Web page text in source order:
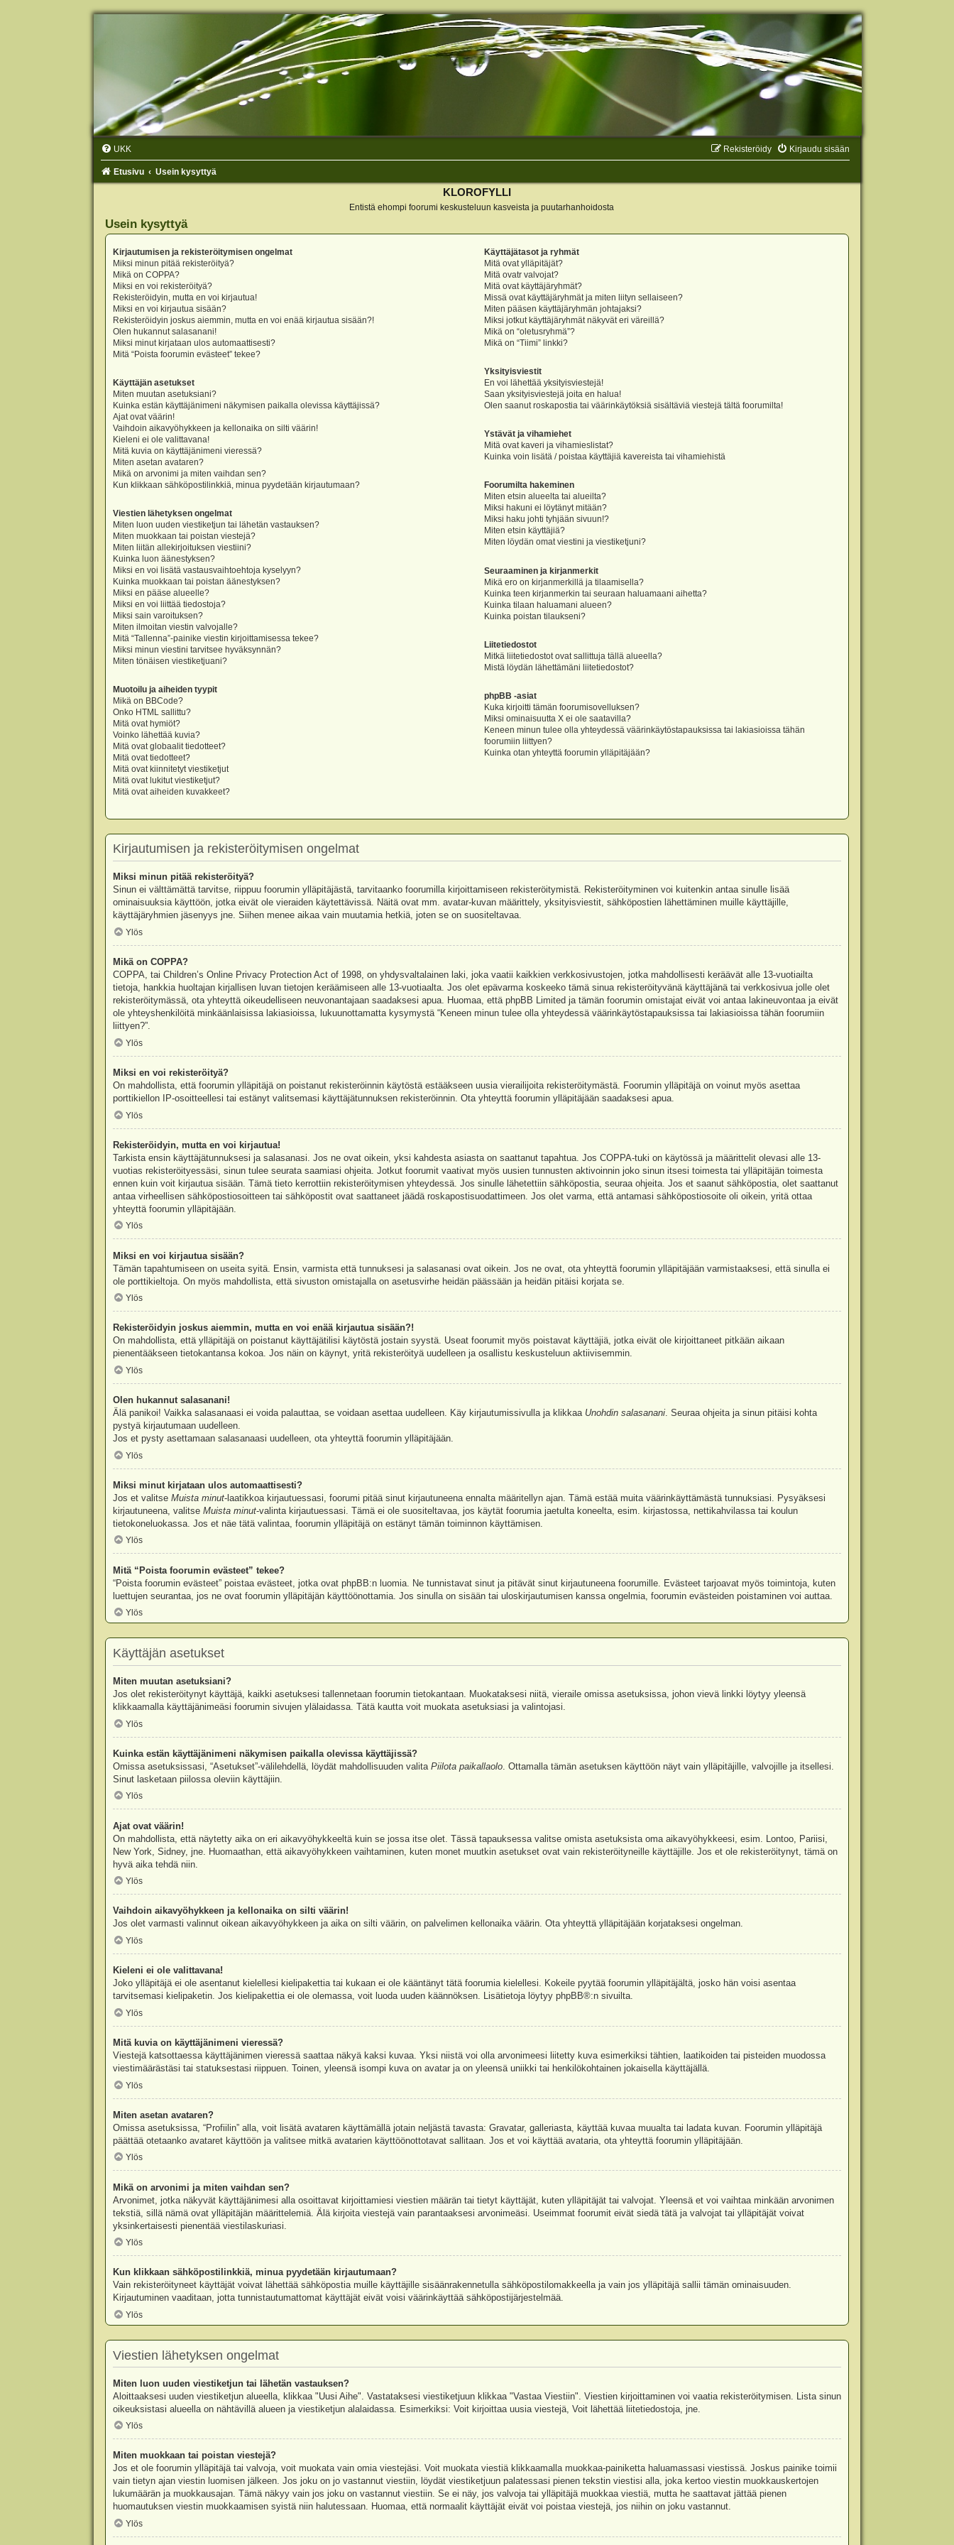
UKK Kirjaudu sisään
Rekisteröidy
Etusivu Usein kysyttyä
KLOROFYLLI
Entistä ehompi foorumi keskusteluun kasveista ja puutarhanhoidosta
Usein kysyttyä
Kirjautumisen ja rekisteröitymisen ongelmat
Miksi minun pitää rekisteröityä?
Mikä on COPPA?
Miksi en voi rekisteröityä?
Rekisteröidyin, mutta en voi kirjautua!
Miksi en voi kirjautua sisään?
Rekisteröidyin joskus aiemmin, mutta en voi enää kirjautua sisään?!
Olen hukannut salasanani!
Miksi minut kirjataan ulos automaattisesti?
Mitä “Poista foorumin evästeet” tekee?
Käyttäjän asetukset
Miten muutan asetuksiani?
Kuinka estän käyttäjänimeni näkymisen paikalla olevissa käyttäjissä?
Ajat ovat väärin!
Vaihdoin aikavyöhykkeen ja kellonaika on silti väärin!
Kieleni ei ole valittavana!
Mitä kuvia on käyttäjänimeni vieressä?
Miten asetan avataren?
Mikä on arvonimi ja miten vaihdan sen?
Kun klikkaan sähköpostilinkkiä, minua pyydetään kirjautumaan?
Viestien lähetyksen ongelmat
Miten luon uuden viestiketjun tai lähetän vastauksen?
Miten muokkaan tai poistan viestejä?
Miten liitän allekirjoituksen viestiini?
Kuinka luon äänestyksen?
Miksi en voi lisätä vastausvaihtoehtoja kyselyyn?
Kuinka muokkaan tai poistan äänestyksen?
Miksi en pääse alueelle?
Miksi en voi liittää tiedostoja?
Miksi sain varoituksen?
Miten ilmoitan viestin valvojalle?
Mitä “Tallenna”-painike viestin kirjoittamisessa tekee?
Miksi minun viestini tarvitsee hyväksynnän?
Miten tönäisen viestiketjuani?
Muotoilu ja aiheiden tyypit
Mikä on BBCode?
Onko HTML sallittu?
Mitä ovat hymiöt?
Voinko lähettää kuvia?
Mitä ovat globaalit tiedotteet?
Mitä ovat tiedotteet?
Mitä ovat kiinnitetyt viestiketjut
Mitä ovat lukitut viestiketjut?
Mitä ovat aiheiden kuvakkeet?
Käyttäjätasot ja ryhmät
Mitä ovat ylläpitäjät?
Mitä ovatr valvojat?
Mitä ovat käyttäjäryhmät?
Missä ovat käyttäjäryhmät ja miten liityn sellaiseen?
Miten pääsen käyttäjäryhmän johtajaksi?
Miksi jotkut käyttäjäryhmät näkyvät eri väreillä?
Mikä on “oletusryhmä”?
Mikä on “Tiimi” linkki?
Yksityisviestit
En voi lähettää yksityisviestejä!
Saan yksityisviestejä joita en halua!
Olen saanut roskapostia tai väärinkäytöksiä sisältäviä viestejä tältä foorumilta!
Ystävät ja vihamiehet
Mitä ovat kaveri ja vihamieslistat?
Kuinka voin lisätä / poistaa käyttäjiä kavereista tai vihamiehistä
Foorumilta hakeminen
Miten etsin alueelta tai alueilta?
Miksi hakuni ei löytänyt mitään?
Miksi haku johti tyhjään sivuun!?
Miten etsin käyttäjiä?
Miten löydän omat viestini ja viestiketjuni?
Seuraaminen ja kirjanmerkit
Mikä ero on kirjanmerkillä ja tilaamisella?
Kuinka teen kirjanmerkin tai seuraan haluamaani aihetta?
Kuinka tilaan haluamani alueen?
Kuinka poistan tilaukseni?
Liitetiedostot
Mitkä liitetiedostot ovat sallittuja tällä alueella?
Mistä löydän lähettämäni liitetiedostot?
phpBB -asiat
Kuka kirjoitti tämän foorumisovelluksen?
Miksi ominaisuutta X ei ole saatavilla?
Keneen minun tulee olla yhteydessä väärinkäytöstapauksissa tai lakiasioissa tähän
foorumiin liittyen?
Kuinka otan yhteyttä foorumin ylläpitäjään?
Kirjautumisen ja rekisteröitymisen ongelmat
Miksi minun pitää rekisteröityä?
Sinun ei välttämättä tarvitse, riippuu foorumin ylläpitäjästä, tarvitaanko foorumilla kirjoittamiseen rekisteröitymistä. Rekisteröityminen voi kuitenkin antaa sinulle lisää
ominaisuuksia käyttöön, jotka eivät ole vieraiden käytettävissä. Näitä ovat mm. avatar-kuvan määrittely, yksityisviestit, sähköpostien lähettäminen muille käyttäjille,
käyttäjäryhmien jäsenyys jne. Siihen menee aikaa vain muutamia hetkiä, joten se on suositeltavaa.
Ylös
Mikä on COPPA?
COPPA, tai Children’s Online Privacy Protection Act of 1998, on yhdysvaltalainen laki, joka vaatii kaikkien verkkosivustojen, jotka mahdollisesti keräävät alle 13-vuotiailta
tietoja, hankkia huoltajan kirjallisen luvan tietojen keräämiseen alle 13-vuotiaalta. Jos olet epävarma koskeeko tämä sinua rekisteröityvänä käyttäjänä tai verkkosivua jolle olet
rekisteröitymässä, ota yhteyttä oikeudelliseen neuvonantajaan saadaksesi apua. Huomaa, että phpBB Limited ja tämän foorumin omistajat eivät voi antaa lakineuvontaa ja eivät
ole yhteyshenkilöitä minkäänlaisissa lakiasioissa, lukuunottamatta kysymystä “Keneen minun tulee olla yhteydessä väärinkäytöstapauksissa tai lakiasioissa tähän foorumiin
liittyen?”.
Ylös
Miksi en voi rekisteröityä?
On mahdollista, että foorumin ylläpitäjä on poistanut rekisteröinnin käytöstä estääkseen uusia vierailijoita rekisteröitymästä. Foorumin ylläpitäjä on voinut myös asettaa
porttikiellon IP-osoitteellesi tai estänyt valitsemasi käyttäjätunnuksen rekisteröinnin. Ota yhteyttä foorumin ylläpitäjään saadaksesi apua.
Ylös
Rekisteröidyin, mutta en voi kirjautua!
Tarkista ensin käyttäjätunnuksesi ja salasanasi. Jos ne ovat oikein, yksi kahdesta asiasta on saattanut tapahtua. Jos COPPA-tuki on käytössä ja määrittelit olevasi alle 13-
vuotias rekisteröityessäsi, sinun tulee seurata saamiasi ohjeita. Jotkut foorumit vaativat myös uusien tunnusten aktivoinnin joko sinun itsesi toimesta tai ylläpitäjän toimesta
ennen kuin voit kirjautua sisään. Tämä tieto kerrottiin rekisteröitymisen yhteydessä. Jos sinulle lähetettiin sähköpostia, seuraa ohjeita. Jos et saanut sähköpostia, olet saattanut
antaa virheellisen sähköpostiosoitteen tai sähköpostit ovat saattaneet jäädä roskapostisuodattimeen. Jos olet varma, että antamasi sähköpostiosoite oli oikein, yritä ottaa
yhteyttä foorumin ylläpitäjään.
Ylös
Miksi en voi kirjautua sisään?
Tämän tapahtumiseen on useita syitä. Ensin, varmista että tunnuksesi ja salasanasi ovat oikein. Jos ne ovat, ota yhteyttä foorumin ylläpitäjään varmistaaksesi, että sinulla ei
ole porttikieltoja. On myös mahdollista, että sivuston omistajalla on asetusvirhe heidän päässään ja heidän pitäisi korjata se.
Ylös
Rekisteröidyin joskus aiemmin, mutta en voi enää kirjautua sisään?!
On mahdollista, että ylläpitäjä on poistanut käyttäjätilisi käytöstä jostain syystä. Useat foorumit myös poistavat käyttäjiä, jotka eivät ole kirjoittaneet pitkään aikaan
pienentääkseen tietokantansa kokoa. Jos näin on käynyt, yritä rekisteröityä uudelleen ja osallistu keskusteluun aktiivisemmin.
Ylös
Olen hukannut salasanani!
Älä panikoi! Vaikka salasanaasi ei voida palauttaa, se voidaan asettaa uudelleen. Käy kirjautumissivulla ja klikkaa Unohdin salasanani. Seuraa ohjeita ja sinun pitäisi kohta
pystyä kirjautumaan uudelleen.
Jos et pysty asettamaan salasanaasi uudelleen, ota yhteyttä foorumin ylläpitäjään.
Ylös
Miksi minut kirjataan ulos automaattisesti?
Jos et valitse Muista minut-laatikkoa kirjautuessasi, foorumi pitää sinut kirjautuneena ennalta määritellyn ajan. Tämä estää muita väärinkäyttämästä tunnuksiasi. Pysyäksesi
kirjautuneena, valitse Muista minut-valinta kirjautuessasi. Tämä ei ole suositeltavaa, jos käytät foorumia jaetulta koneelta, esim. kirjastossa, nettikahvilassa tai koulun
tietokoneluokassa. Jos et näe tätä valintaa, foorumin ylläpitäjä on estänyt tämän toiminnon käyttämisen.
Ylös
Mitä “Poista foorumin evästeet” tekee?
“Poista foorumin evästeet” poistaa evästeet, jotka ovat phpBB:n luomia. Ne tunnistavat sinut ja pitävät sinut kirjautuneena foorumille. Evästeet tarjoavat myös toimintoja, kuten
luettujen seurantaa, jos ne ovat foorumin ylläpitäjän käyttöönottamia. Jos sinulla on sisään tai uloskirjautumisen kanssa ongelmia, foorumin evästeiden poistaminen voi auttaa.
Ylös
Käyttäjän asetukset
Miten muutan asetuksiani?
Jos olet rekisteröitynyt käyttäjä, kaikki asetuksesi tallennetaan foorumin tietokantaan. Muokataksesi niitä, vieraile omissa asetuksissa, johon vievä linkki löytyy yleensä
klikkaamalla käyttäjänimeäsi foorumin sivujen ylälaidassa. Tätä kautta voit muokata asetuksiasi ja valintojasi.
Ylös
Kuinka estän käyttäjänimeni näkymisen paikalla olevissa käyttäjissä?
Omissa asetuksissasi, “Asetukset”-välilehdellä, löydät mahdollisuuden valita Piilota paikallaolo. Ottamalla tämän asetuksen käyttöön näyt vain ylläpitäjille, valvojille ja itsellesi.
Sinut lasketaan piilossa oleviin käyttäjiin.
Ylös
Ajat ovat väärin!
On mahdollista, että näytetty aika on eri aikavyöhykkeeltä kuin se jossa itse olet. Tässä tapauksessa valitse omista asetuksista oma aikavyöhykkeesi, esim. Lontoo, Pariisi,
New York, Sidney, jne. Huomaathan, että aikavyöhykkeen vaihtaminen, kuten monet muutkin asetukset ovat vain rekisteröityneille käyttäjille. Jos et ole rekisteröitynyt, tämä on
hyvä aika tehdä niin.
Ylös
Vaihdoin aikavyöhykkeen ja kellonaika on silti väärin!
Jos olet varmasti valinnut oikean aikavyöhykkeen ja aika on silti väärin, on palvelimen kellonaika väärin. Ota yhteyttä ylläpitäjään korjataksesi ongelman.
Ylös
Kieleni ei ole valittavana!
Joko ylläpitäjä ei ole asentanut kielellesi kielipakettia tai kukaan ei ole kääntänyt tätä foorumia kielellesi. Kokeile pyytää foorumin ylläpitäjältä, josko hän voisi asentaa
tarvitsemasi kielipaketin. Jos kielipakettia ei ole olemassa, voit luoda uuden käännöksen. Lisätietoja löytyy phpBB®:n sivuilta.
Ylös
Mitä kuvia on käyttäjänimeni vieressä?
Viestejä katsottaessa käyttäjänimen vieressä saattaa näkyä kaksi kuvaa. Yksi niistä voi olla arvonimeesi liitetty kuva esimerkiksi tähtien, laatikoiden tai pisteiden muodossa
viestimäärästäsi tai statuksestasi riippuen. Toinen, yleensä isompi kuva on avatar ja on yleensä uniikki tai henkilökohtainen jokaisella käyttäjällä.
Ylös
Miten asetan avataren?
Omissa asetuksissa, “Profiilin” alla, voit lisätä avataren käyttämällä jotain neljästä tavasta: Gravatar, galleriasta, käyttää kuvaa muualta tai ladata kuvan. Foorumin ylläpitäjä
päättää otetaanko avataret käyttöön ja valitsee mitkä avatarien käyttöönottotavat sallitaan. Jos et voi käyttää avataria, ota yhteyttä foorumin ylläpitäjään.
Ylös
Mikä on arvonimi ja miten vaihdan sen?
Arvonimet, jotka näkyvät käyttäjänimesi alla osoittavat kirjoittamiesi viestien määrän tai tietyt käyttäjät, kuten ylläpitäjät tai valvojat. Yleensä et voi vaihtaa minkään arvonimen
tekstiä, sillä nämä ovat ylläpitäjän määrittelemiä. Älä kirjoita viestejä vain parantaaksesi arvonimeäsi. Useimmat foorumit eivät siedä tätä ja valvojat tai ylläpitäjät voivat
yksinkertaisesti pienentää viestilaskuriasi.
Ylös
Kun klikkaan sähköpostilinkkiä, minua pyydetään kirjautumaan?
Vain rekisteröityneet käyttäjät voivat lähettää sähköpostia muille käyttäjille sisäänrakennetulla sähköpostilomakkeella ja vain jos ylläpitäjä sallii tämän ominaisuuden.
Kirjautuminen vaaditaan, jotta tunnistautumattomat käyttäjät eivät voisi väärinkäyttää sähköpostijärjestelmää.
Ylös
Viestien lähetyksen ongelmat
Miten luon uuden viestiketjun tai lähetän vastauksen?
Aloittaaksesi uuden viestiketjun alueella, klikkaa "Uusi Aihe". Vastataksesi viestiketjuun klikkaa "Vastaa Viestiin". Viestien kirjoittaminen voi vaatia rekisteröitymisen. Lista sinun
oikeuksistasi alueella on nähtävillä alueen ja viestiketjun alalaidassa. Esimerkiksi: Voit kirjoittaa uusia viestejä, Voit lähettää liitetiedostoja, jne.
Ylös
Miten muokkaan tai poistan viestejä?
Jos et ole foorumin ylläpitäjä tai valvoja, voit muokata vain omia viestejäsi. Voit muokata viestiä klikkaamalla muokkaa-painiketta haluamassasi viestissä. Joskus painike toimii
vain tietyn ajan viestin luomisen jälkeen. Jos joku on jo vastannut viestiin, löydät viestiketjuun palatessasi pienen tekstin viestisi alla, joka kertoo viestin muokkauskertojen
lukumäärän ja muokkausajan. Tämä näkyy vain jos joku on vastannut viestiin. Se ei näy, jos valvoja tai ylläpitäjä muokkaa viestiä, mutta he saattavat jättää pienen
huomautuksen viestin muokkaamisen syistä niin halutessaan. Huomaa, että normaalit käyttäjät eivät voi poistaa viestejä, jos niihin on joku vastannut.
Ylös